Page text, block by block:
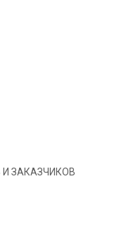
ЗАКАЗЧИКОВ